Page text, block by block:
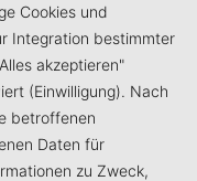
Cookies und
Integration bestimmter
akzeptieren"
(Einwilligung). Nach
betroffenen
Daten für
zu Zweck,